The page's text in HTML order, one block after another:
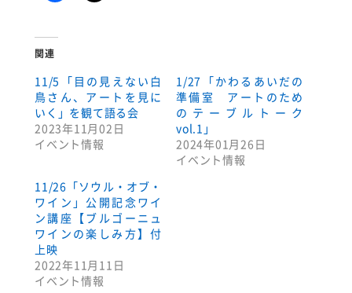
関連
11/5「目の見えない白
鳥さん、アートを見に
いく」を観て語る会
2023年11月02日
イベント情報
1/27「かわるあいだの
準備室 アートのため
のテーブルトーク
vol.1」
2024年01月26日
イベント情報
11/26「ソウル・オブ・
ワイン」公開記念ワイ
ン講座【ブルゴーニュ
ワインの楽しみ方】付
上映
2022年11月11日
イベント情報